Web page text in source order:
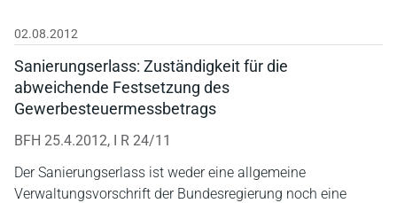
02.08.2012
Sanierungserlass: Zuständigkeit für die
abweichende Festsetzung des
Gewerbesteuermessbetrags
BFH 25.4.2012, I R 24/11
Der Sanierungserlass ist weder eine allgemeine
Verwaltungsvorschrift der Bundesregierung noch eine